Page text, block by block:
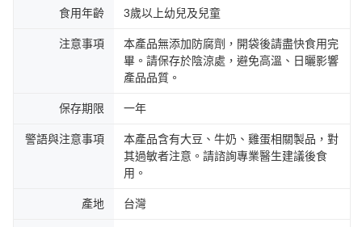
食用年齡 3歲以上幼兒及兒童
注意事項
本產品無添加防腐劑，開袋後請盡快食用完
畢。請保存於陰涼處，避免高溫、日曬影響
產品品質。
保存期限 一年
警語與注意事項
本產品含有大豆、牛奶、雞蛋相關製品，對
其過敏者注意。請諮詢專業醫生建議後食
用。
產地 台灣